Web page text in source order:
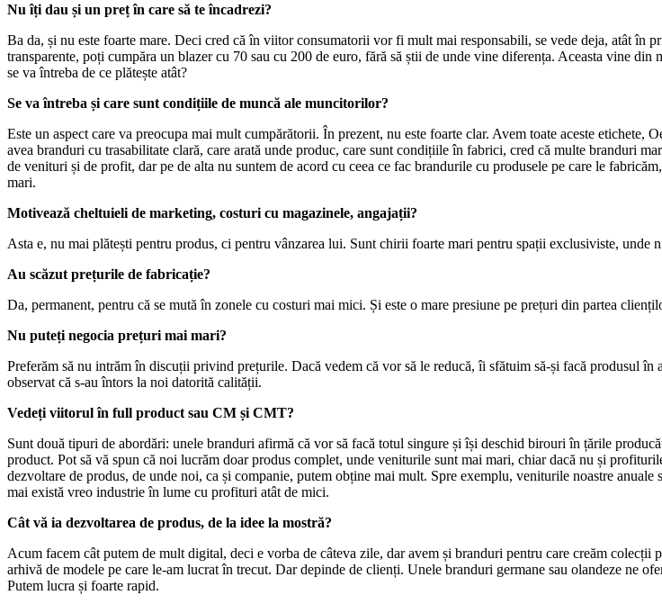
Nu îți dau și un preț în care să te încadrezi?
Ba da, și nu este foarte mare. Deci cred că în viitor consumatorii vor fi mult mai responsabili, se vede deja, atât
transparente, poți cumpăra un blazer cu 70 sau cu 200 de euro, fără să știi de unde vine diferența. Aceasta vine
se va întreba de ce plătește atât?
Se va întreba și care sunt condițiile de muncă ale muncitorilor?
Este un aspect care va preocupa mai mult cumpărătorii. În prezent, nu este foarte clar. Avem toate aceste
avea branduri cu trasabilitate clară, care arată unde produc, care sunt condițiile în fabrici, cred că multe branduri
de venituri și de profit, dar pe de alta nu suntem de acord cu ceea ce fac brandurile cu produsele pe care le
mari.
Motivează cheltuieli de marketing, costuri cu magazinele, angajații?
Asta e, nu mai plătești pentru produs, ci pentru vânzarea lui. Sunt chirii foarte mari pentru spații exclusiviste,
Au scăzut prețurile de fabricație?
Da, permanent, pentru că se mută în zonele cu costuri mai mici. Și este o mare presiune pe prețuri din partea
Nu puteți negocia prețuri mai mari?
Preferăm să nu intrăm în discuții privind prețurile. Dacă vedem că vor să le reducă, îi sfătuim să-și facă produsul
observat că s-au întors la noi datorită calității.
Vedeți viitorul în full product sau CM și CMT?
Sunt două tipuri de abordări: unele branduri afirmă că vor să facă totul singure și își deschid birouri în țările
product. Pot să vă spun că noi lucrăm doar produs complet, unde veniturile sunt mai mari, chiar dacă nu și
dezvoltare de produs, de unde noi, ca și companie, putem obține mai mult. Spre exemplu, veniturile noastre
mai există vreo industrie în lume cu profituri atât de mici.
Cât vă ia dezvoltarea de produs, de la idee la mostră?
Acum facem cât putem de mult digital, deci e vorba de câteva zile, dar avem și branduri pentru care creăm
arhivă de modele pe care le-am lucrat în trecut. Dar depinde de clienți. Unele branduri germane sau olandeze ne
Putem lucra și foarte rapid.